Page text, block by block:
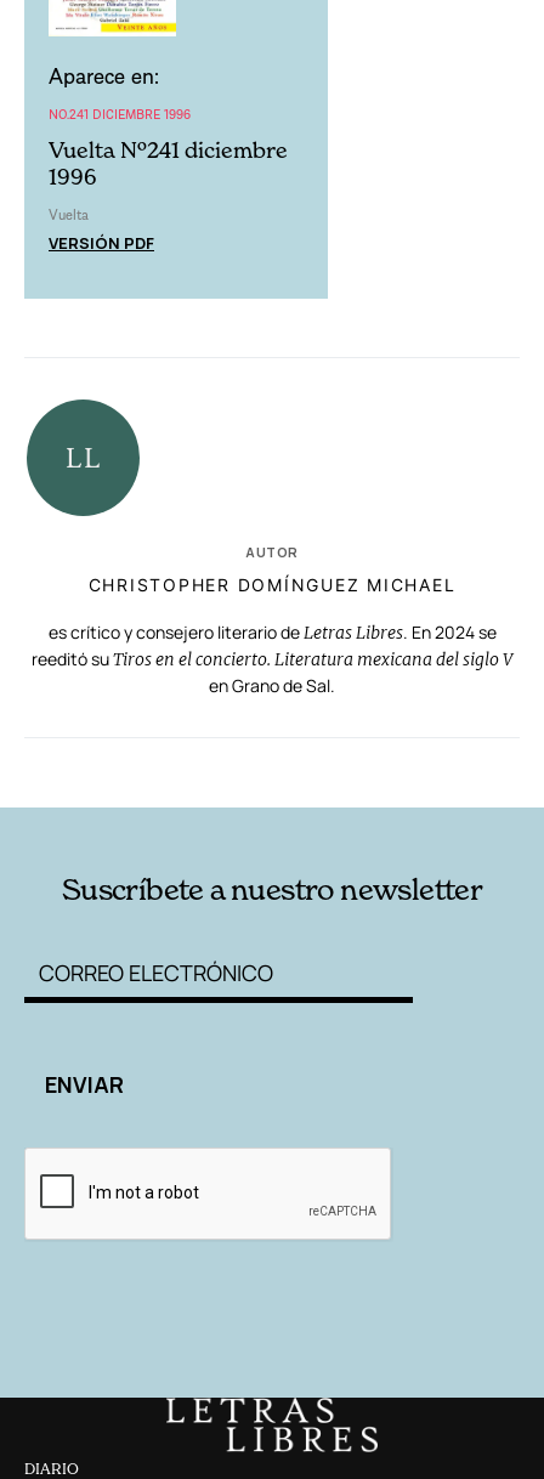
Aparece en:
NO.241 DICIEMBRE 1996
Vuelta Nº241 diciembre
1996
Vuelta
VERSIÓN PDF
AUTOR
CHRISTOPHER DOMÍNGUEZ MICHAEL
es crítico y consejero literario deLetras Libres. En 2024 se
reeditó suTiros en el concierto. Literatura mexicana del siglo V
en Grano de Sal.
Suscríbete a nuestro newsletter
DIARIO